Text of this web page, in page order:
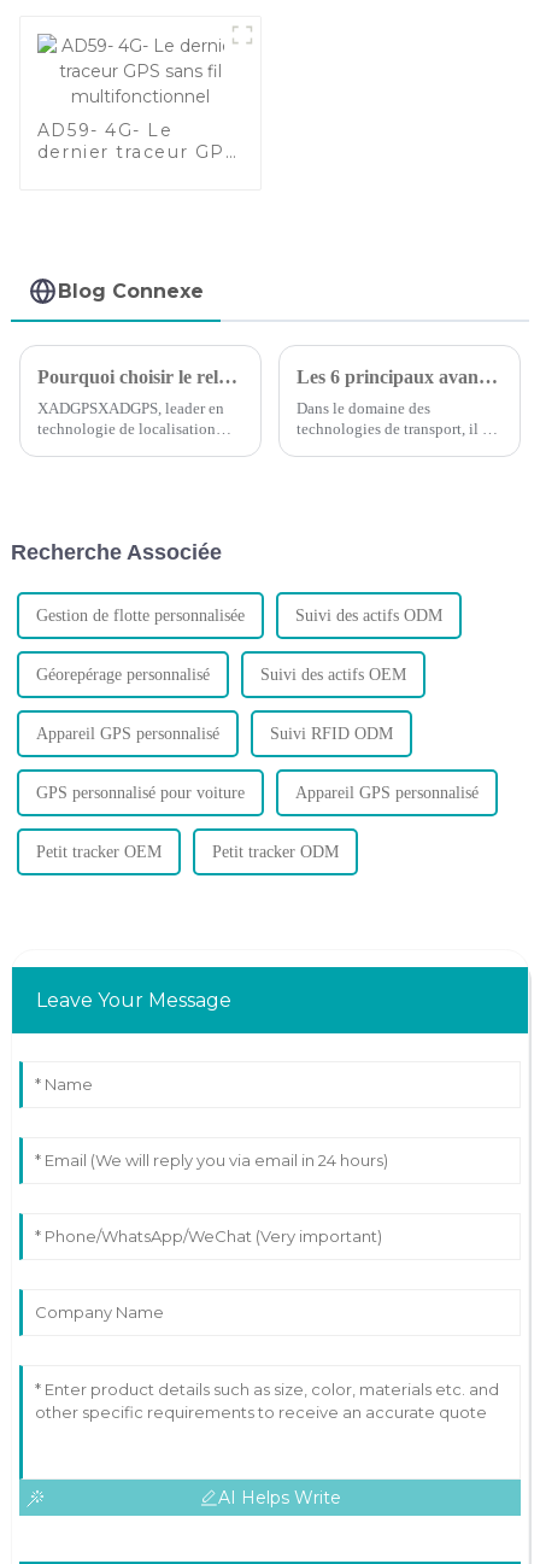
intégration avancée
de capteurs
AD59- 4G- Le
dernier traceur GPS
Blog Connexe
Pourquoi choisir le relais Bluetooth ?
XADGPSXADGPS, leader en
technologie de localisation
protégez votre véhicule…
Les 6 principaux avantages du suivi GPS des véhicules
Dans le domaine des
technologies de transport, il est
Recherche Associée
Gestion de flotte personnalisée Suivi des actifs ODM
Géorepérage personnalisé Suivi des actifs OEM
Appareil GPS personnalisé Suivi RFID ODM
GPS personnalisé pour voiture Appareil GPS personnalisé
Petit tracker OEM Petit tracker ODM
Leave Your Message
AI Helps Write